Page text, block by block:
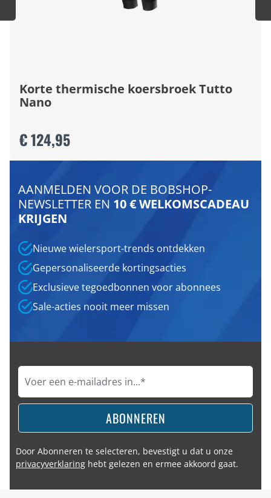
Korte thermische koersbroek Tutto
Nano
€ 124,95
AANMELDEN VOOR DE BOBSHOP-
NEWSLETTER EN 10 € WELKOMSCADEAU
KRIJGEN
Nieuwe wielersport-trends ontdekken
Gepersonaliseerde kortingsacties
Exclusieve tegoedbonnen voor abonnees
Sale-acties nooit meer missen
ABONNEREN
Door Abonneren te selecteren, bevestigt u dat u onze
privacyverklaring hebt gelezen en ermee akkoord gaat.